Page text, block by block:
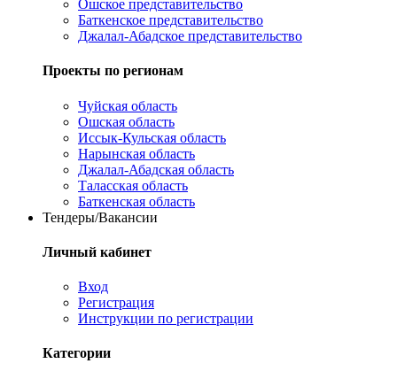
Ошское представительство
Баткенское представительство
Джалал-Абадское представительство
Проекты по регионам
Чуйская область
Ошская область
Иссык-Кульская область
Нарынская область
Джалал-Абадская область
Таласская область
Баткенская область
Тендеры/Вакансии
Личный кабинет
Вход
Регистрация
Инструкции по регистрации
Категории